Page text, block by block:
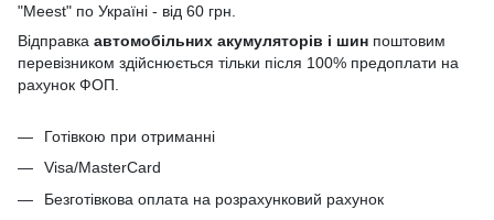
"Meest" по Україні - від 60 грн.
Відправка автомобільних акумуляторів і шин поштовим
перевізником здійснюється тільки після 100% предоплати на
рахунок ФОП.
Готівкою при отриманні
Visa/MasterCard
Безготівкова оплата на розрахунковий рахунок